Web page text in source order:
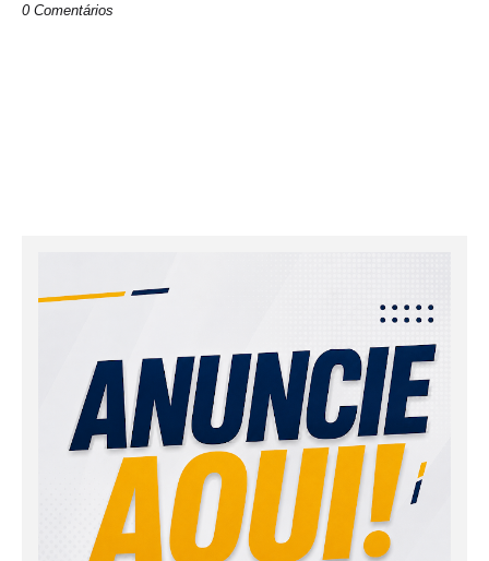
0 Comentários